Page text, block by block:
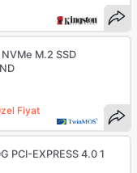
Fiyat
M.2 SSD
PCI-EXPRESS 4.0 1